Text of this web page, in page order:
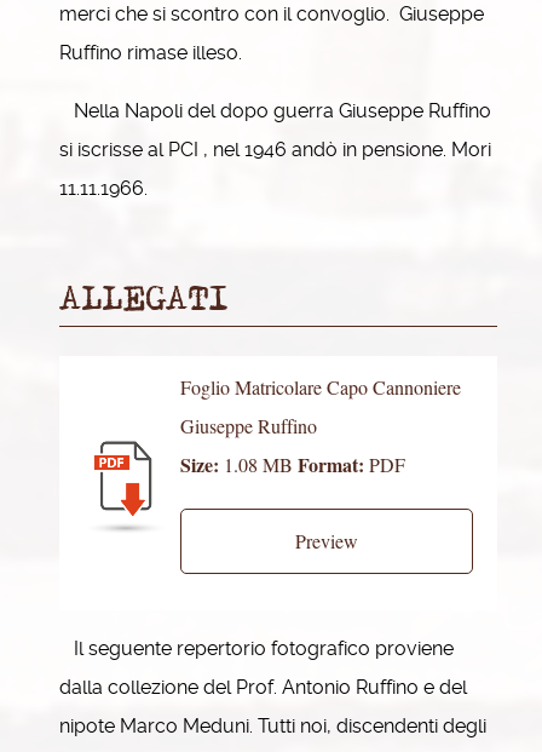
merci che si scontro con il convoglio. Giuseppe
Ruffino rimase illeso.
Nella Napoli del dopo guerra Giuseppe Ruffino
si iscrisse al PCI , nel 1946 andò in pensione. Mori
11.11.1966.
ALLEGATI
Foglio Matricolare Capo Cannoniere
Giuseppe Ruffino
Size: 1.08 MB Format: PDF
Preview
Il seguente repertorio fotografico proviene
dalla collezione del Prof. Antonio Ruffino e del
nipote Marco Meduni. Tutti noi, discendenti degli